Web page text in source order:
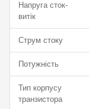
Напруга сток-
витік
Струм стоку
Потужність
Тип корпусу
транзистора